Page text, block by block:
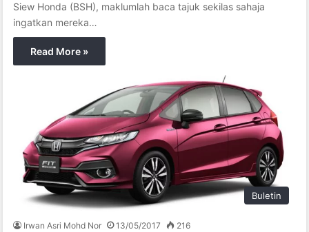
Siew Honda (BSH), maklumlah baca tajuk sekilas sahaja
ingatkan mereka…
Read More »
Buletin
Irwan Asri Mohd Nor 13/05/2017 216